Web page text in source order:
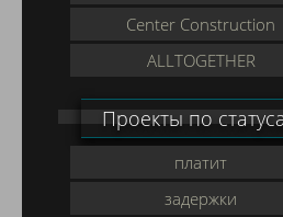
Center Construction
ALLTOGETHER
Проекты по
платит
задержки